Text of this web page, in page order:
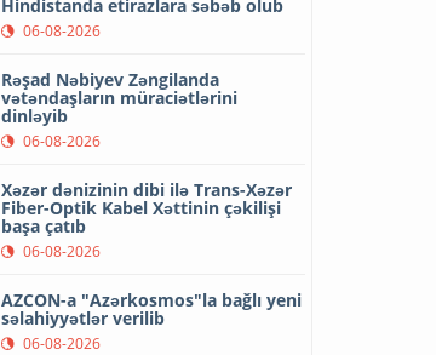
Hindistanda etirazlara səbəb olub
06-08-2026
Rəşad Nəbiyev Zəngilanda
vətəndaşların müraciətlərini
dinləyib
06-08-2026
Xəzər dənizinin dibi ilə Trans-Xəzər
Fiber-Optik Kabel Xəttinin çəkilişi
başa çatıb
06-08-2026
AZCON-a "Azərkosmos"la bağlı yeni
səlahiyyətlər verilib
06-08-2026